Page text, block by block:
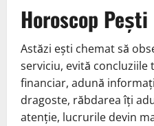
Horoscop Pești
Astăzi ești chemat să
serviciu, evită concluziile
financiar, adună
dragoste, răbdarea îți
atenție, lucrurile devin